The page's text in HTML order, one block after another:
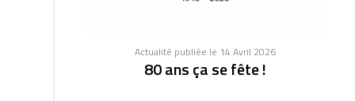
Actualité publiée le 14 Avril 2026
80 ans ça se fête !